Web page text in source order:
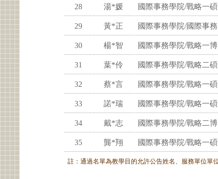
28 湯*媛 國際事務學院/戰略一
29 黃*正 國際事務學院/國際事
30 楊*智 國際事務學院/戰略一
31 葉*伶 國際事務學院/戰略二
32 蔡*言 國際事務學院/戰略一
33 諾*瑞 國際事務學院/戰略一
34 戴*志 國際事務學院/戰略二
35 龔*翔 國際事務學院/戰略一
註：通過名單為教學目的允許公告姓名、服務單位單